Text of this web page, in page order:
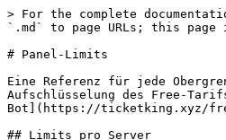
> For the complete
`.md` to page URLs; this
# Panel-Limits
Eine Referenz für jede
Aufschlüsselung des Free-
Bot](https://ticketking.xyz/
## Limits pro Server